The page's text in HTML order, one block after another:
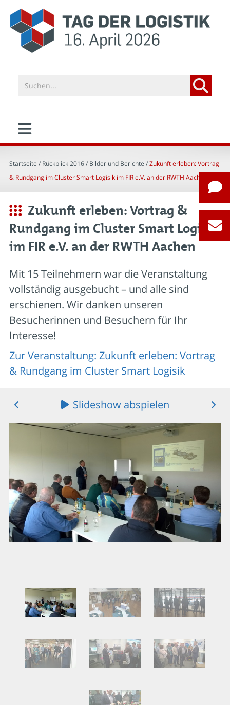
Startseite / Rückblick 2016 / Bilder und Berichte /Zukunft erleben: Vortrag
& Rundgang im Cluster Smart Logisik im FIR e.V. an der RWTH Aachen
Zukunft erleben: Vortrag &
Rundgang im Cluster Smart Logisik
im FIR e.V. an der RWTH Aachen
Mit 15 Teilnehmern war die Veranstaltung
vollständig ausgebucht – und alle sind
erschienen. Wir danken unseren
Besucherinnen und Besuchern für Ihr
Interesse!
Zur Veranstaltung: Zukunft erleben: Vortrag
& Rundgang im Cluster Smart Logisik
Slideshow abspielen